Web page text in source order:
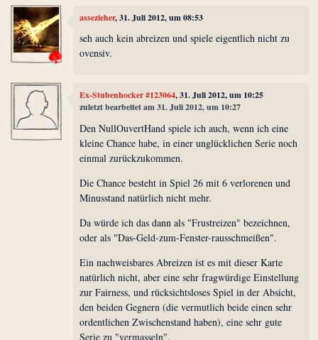
assezieher, 31. Juli 2012, um 08:53
seh auch kein abreizen und spiele eigentlich nicht zu
ovensiv.
Ex-Stubenhocker #123064, 31. Juli 2012, um 10:25
zuletzt bearbeitet am 31. Juli 2012, um 10:27
Den NullOuvertHand spiele ich auch, wenn ich eine
kleine Chance habe, in einer unglücklichen Serie noch
einmal zurückzukommen.
Die Chance besteht in Spiel 26 mit 6 verlorenen und
Minusstand natürlich nicht mehr.
Da würde ich das dann als "Frustreizen" bezeichnen,
oder als "Das-Geld-zum-Fenster-rausschmeißen".
Ein nachweisbares Abreizen ist es mit dieser Karte
natürlich nicht, aber eine sehr fragwürdige Einstellung
zur Fairness, und rücksichtsloses Spiel in der Absicht,
den beiden Gegnern (die vermutlich beide einen sehr
ordentlichen Zwischenstand haben), eine sehr gute
Serie zu "vermasseln".